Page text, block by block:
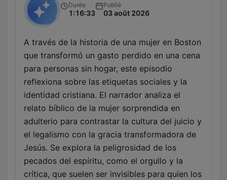
Durée
1:16:33
Publié
03 août 2026
A través de la historia de una mujer en Boston
que transformó un gasto perdido en una cena
para personas sin hogar, este episodio
reflexiona sobre las etiquetas sociales y la
identidad cristiana. El narrador analiza el
relato bíblico de la mujer sorprendida en
adulterio para contrastar la cultura del juicio y
el legalismo con la gracia transformadora de
Jesús. Se explora la peligrosidad de los
pecados del espíritu, como el orgullo y la
crítica, que suelen ser invisibles para quien los